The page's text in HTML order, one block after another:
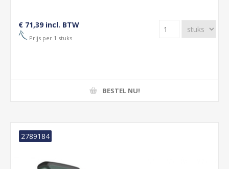
€ 71,39 incl. BTW
Prijs per 1 stuks
BESTEL NU!
2789184